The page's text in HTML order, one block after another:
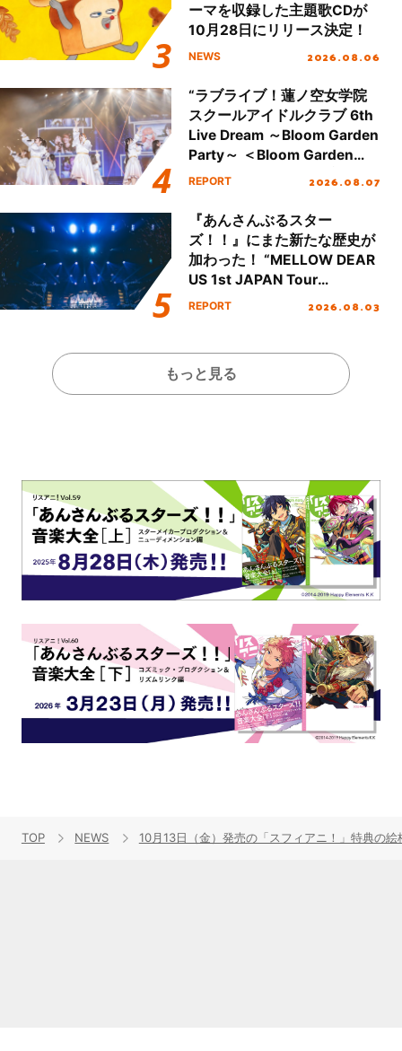
ーマを収録した主題歌CDが
10月28日にリリース決定！
NEWS 2026.08.06
“ラブライブ！蓮ノ空女学院
スクールアイドルクラブ 6th
Live Dream ～Bloom Garden
Party～ ＜Bloom Garden
Party Stage／埼玉公演＞”
REPORT 2026.08.07
『あんさんぶるスター
ズ！！』にまた新たな歴史が
加わった！ “MELLOW DEAR
US 1st JAPAN Tour
Final「NICE to meet YOU
REPORT 2026.08.03
もっと見る
TOP NEWS 10月13日（金）発売の「スフィアニ！」特典の絵